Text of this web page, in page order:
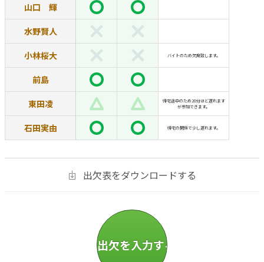
山口 輝
水野賢人
小林桜大 バイトのため欠席致します。
前島
東田凌
帰宅途中のため20分ほど遅れます
が参加できます。
石田実由 帰宅の関係で少し遅れます。
出欠表をダウンロードする